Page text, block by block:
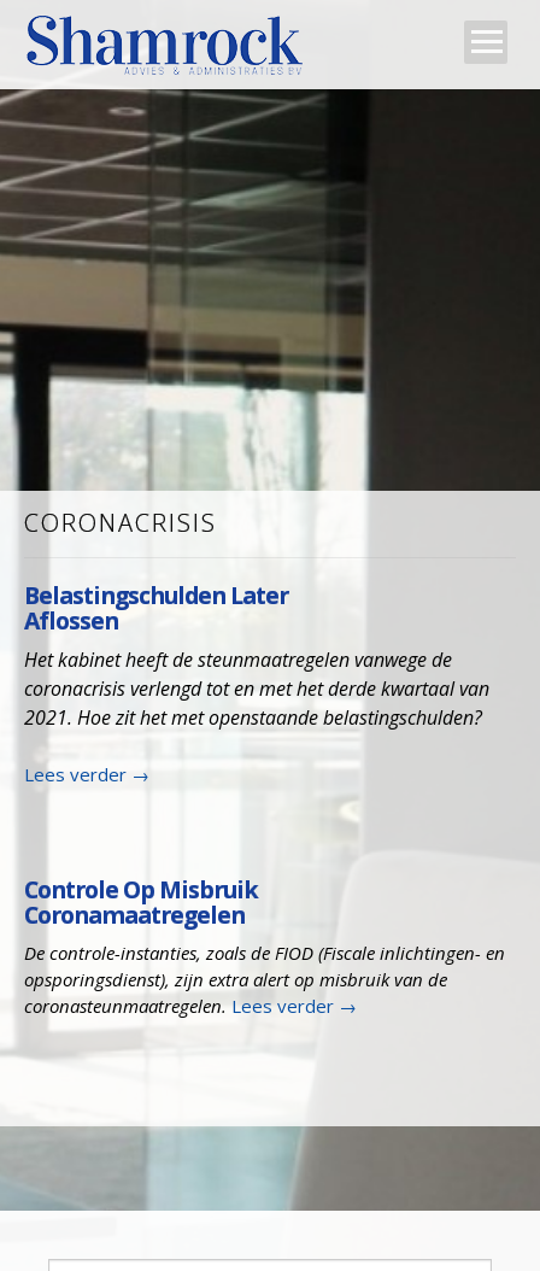
Team
Diensten
Contact
CORONACRISIS
Belastingschulden Later
Aflossen
Het kabinet heeft de steunmaatregelen vanwege de
coronacrisis verlengd tot en met het derde kwartaal van
2021. Hoe zit het met openstaande belastingschulden?
Lees verder →
Controle Op Misbruik
Coronamaatregelen
De controle-instanties, zoals de FIOD (Fiscale inlichtingen- en
opsporingsdienst), zijn extra alert op misbruik van de
coronasteunmaatregelen. Lees verder →